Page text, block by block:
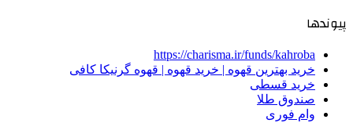
پیوندها
https://charisma.ir/funds/kahroba
خرید بهترین قهوه | خرید قهوه | قهوه گرنیکا کافی
خرید قسطی
صندوق طلا
وام فوری